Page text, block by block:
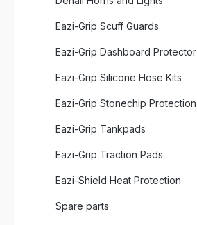
Eazi-Grip Scuff Guards
Eazi-Grip Dashboard Protector
Eazi-Grip Silicone Hose Kits
Eazi-Grip Stonechip Protection
Eazi-Grip Tankpads
Eazi-Grip Traction Pads
Eazi-Shield Heat Protection
Spare parts